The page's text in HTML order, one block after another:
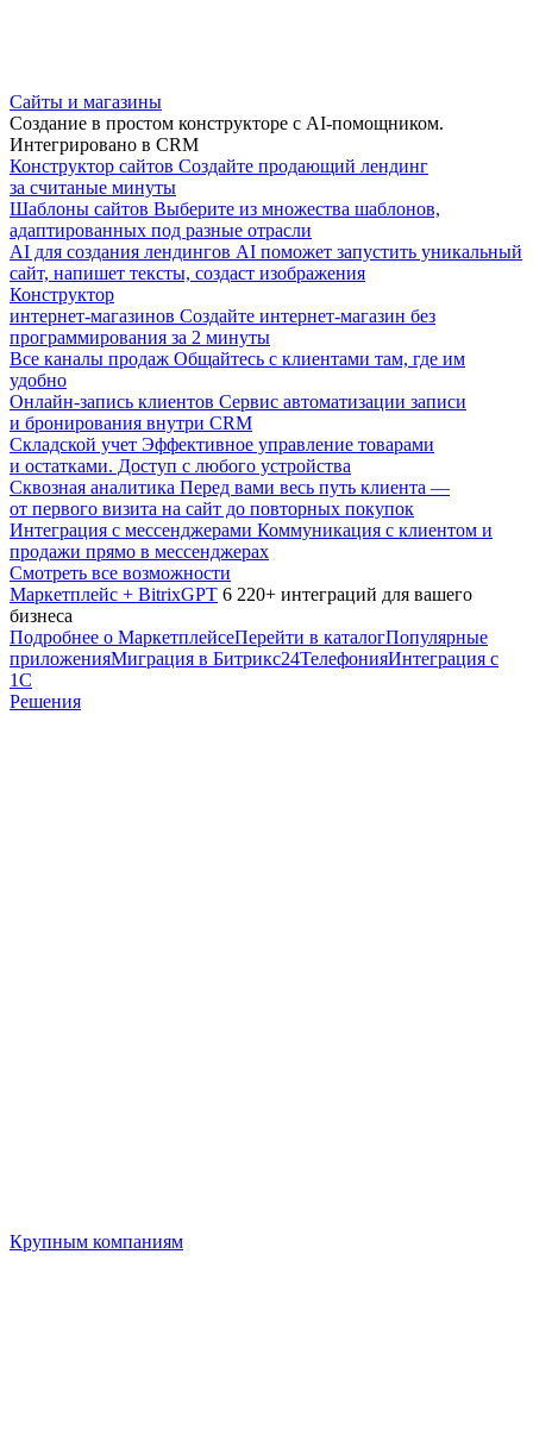
Сайты и магазины
Создание в простом конструкторе с AI-помощником.
Интегрировано в CRM
Конструктор сайтов Создайте продающий лендинг
за считаные минуты
Шаблоны сайтов Выберите из множества шаблонов,
адаптированных под разные отрасли
AI для создания лендингов AI поможет запустить уникальный
сайт, напишет тексты, создаст изображения
Конструктор
интернет-магазинов Создайте интернет-магазин без
программирования за 2 минуты
Все каналы продаж Общайтесь с клиентами там, где им
удобно
Онлайн-запись клиентов Сервис автоматизации записи
и бронирования внутри CRM
Складской учет Эффективное управление товарами
и остатками. Доступ с любого устройства
Сквозная аналитика Перед вами весь путь клиента —
от первого визита на сайт до повторных покупок
Интеграция с мессенджерами Коммуникация с клиентом и
продажи прямо в мессенджерах
Смотреть все возможности
Маркетплейс + BitrixGPT 6 220+ интеграций для вашего
бизнеса
Подробнее о МаркетплейсеПерейти в каталогПопулярные
приложенияМиграция в Битрикс24ТелефонияИнтеграция с
1С
Решения
Крупным компаниям